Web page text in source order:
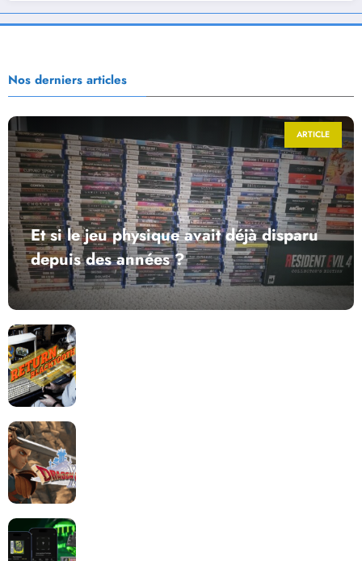
Nos derniers articles
ARTICLE
Et si le jeu physique avait déjà disparu
depuis des années ?